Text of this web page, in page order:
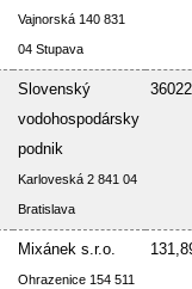
Vajnorská 140 831
04 Stupava
Slovenský
vodohospodársky
podnik
Karloveská 2 841 04
Bratislava
Mixánek s.r.o.
Ohrazenice 154 511